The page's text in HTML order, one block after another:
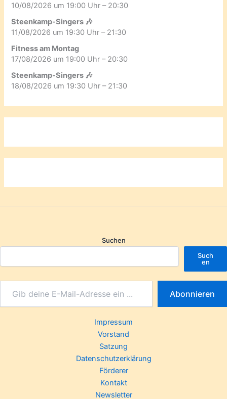
10/08/2026 um 19:00 Uhr – 20:30
Steenkamp-Singers 🎶
11/08/2026 um 19:30 Uhr – 21:30
Fitness am Montag
17/08/2026 um 19:00 Uhr – 20:30
Steenkamp-Singers 🎶
18/08/2026 um 19:30 Uhr – 21:30
Suchen
Such
en
Abonnieren
Impressum
Vorstand
Satzung
Datenschutzerklärung
Förderer
Kontakt
Newsletter